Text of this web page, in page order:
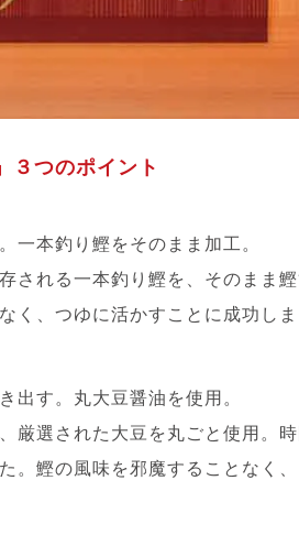
３つのポイント
一本釣り鰹をそのまま加工。
される一本釣り鰹を、そのまま
く、つゆに活かすことに成功しま
出す。丸大豆醤油を使用。
厳選された大豆を丸ごと使用。
。鰹の風味を邪魔することなく、